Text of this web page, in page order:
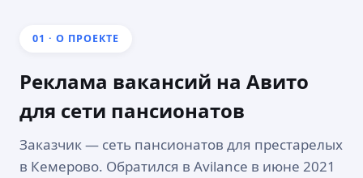
01 · О ПРОЕКТЕ
Реклама вакансий на Авито
для сети пансионатов
Заказчик — сеть пансионатов для престарелых
в Кемерово. Обратился в Avilance в июне 2021